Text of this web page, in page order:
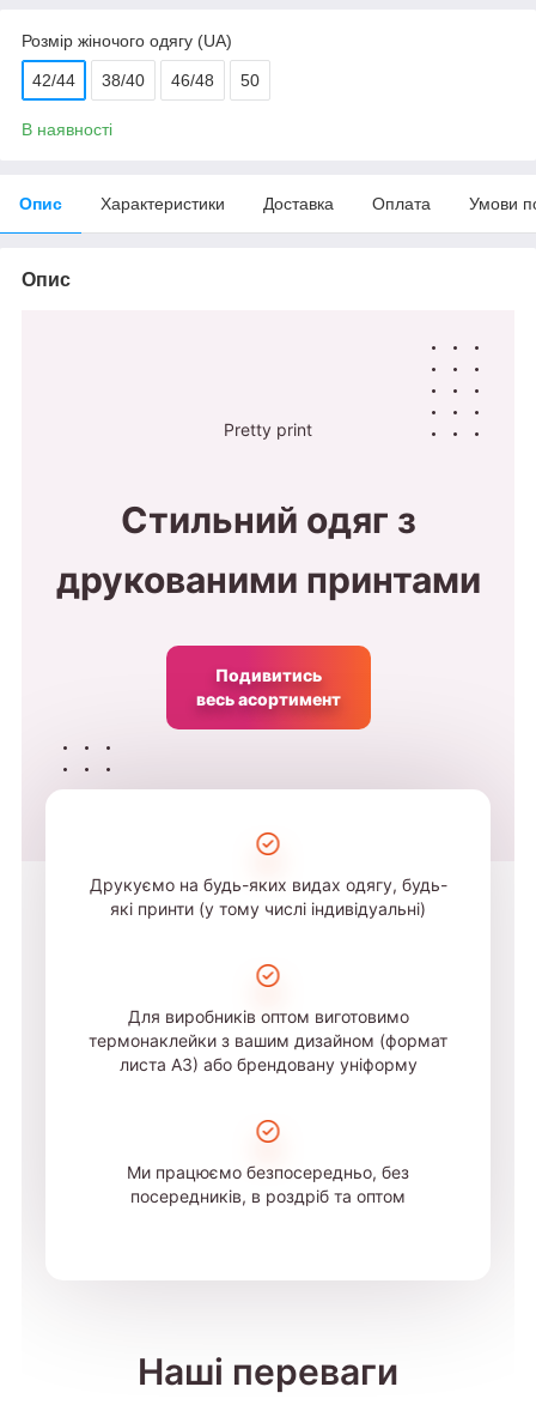
Розмір жіночого одягу (UA)
42/44 38/40 46/48 50
В наявності
Опис Характеристики Доставка Оплата Умови
Опис
Pretty print
Стильний одяг з
друкованими принтами
Подивитись
весь асортимент
Друкуємо на будь-яких видах одягу, будь-
які принти (у тому числі індивідуальні)
Для виробників оптом виготовимо
термонаклейки з вашим дизайном (формат
листа А3) або брендовану уніформу
Ми працюємо безпосередньо, без
посередників, в роздріб та оптом
Наші переваги